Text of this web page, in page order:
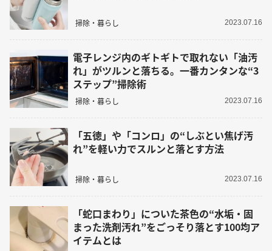
掃除・暮らし 2023.07.16
電子レンジ内のギトギトで取れない「油汚
れ」がツルンと落ちる。一番カンタンな“3
ステップ”掃除術
掃除・暮らし 2023.07.16
「五徳」や「コンロ」の“しぶとい焦げ汚
れ”を軽い力でスルンと落とす方法
掃除・暮らし 2023.07.16
「蛇口まわり」についた茶色の“水垢・固
まった洗剤汚れ”をごっそり落とす100均ア
イテムとは